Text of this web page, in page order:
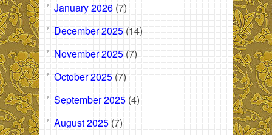
January 2026 (7)
December 2025 (14)
November 2025 (7)
October 2025 (7)
September 2025 (4)
August 2025 (7)